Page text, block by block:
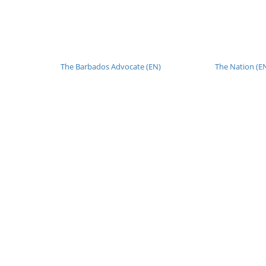
The Barbados Advocate (EN) The Nation